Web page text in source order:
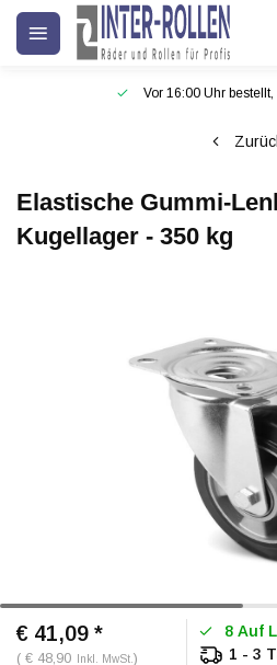
Vor 16:00 Uhr
Elastische Gummi-
Kugellager - 350 kg
€ 41,09 *
( € 48,90 Inkl. MwSt. )
8 Auf
1 - 3